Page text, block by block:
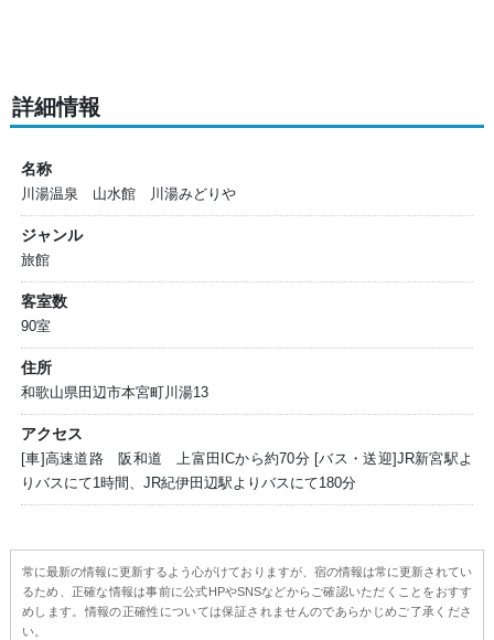
詳細情報
名称
川湯温泉 山水館 川湯みどりや
ジャンル
旅館
客室数
90室
住所
和歌山県田辺市本宮町川湯13
アクセス
[車]高速道路 阪和道 上富田ICから約70分 [バス・送迎]JR新宮駅よ
りバスにて1時間、JR紀伊田辺駅よりバスにて180分
常に最新の情報に更新するよう心がけておりますが、宿の情報は常に更新されてい
るため、正確な情報は事前に公式HPやSNSなどからご確認いただくことをおすす
めします。情報の正確性については保証されませんのであらかじめご了承くださ
い。